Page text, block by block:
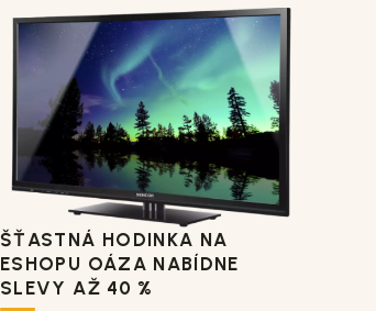
ŠŤASTNÁ HODINKA NA
ESHOPU OÁZA NABÍDNE
SLEVY AŽ 40 %